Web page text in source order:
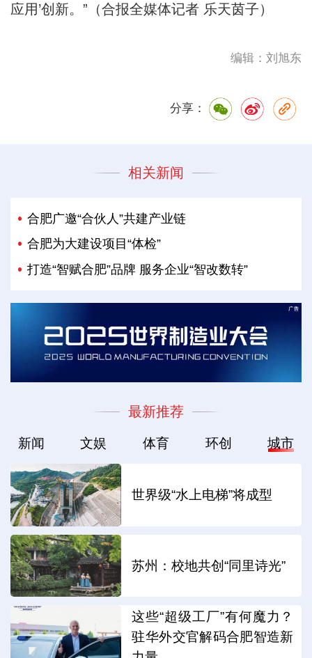
应用’创新。”（合报全媒体记者 乐天茵子）
编辑：刘旭东
分享：
相关新闻
合肥广邀“合伙人”共建产业链
合肥为大建设项目“体检”
打造“智赋合肥”品牌 服务企业“智改数转”
最新推荐
新闻 文娱 体育 环创 城市
世界级“水上电梯”将成型
苏州：校地共创“同里诗光”
这些“超级工厂”有何魔力？
驻华外交官解码合肥智造新